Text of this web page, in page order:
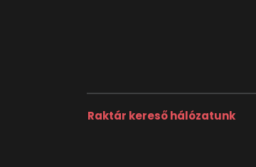
Raktár kereső hálózatunk